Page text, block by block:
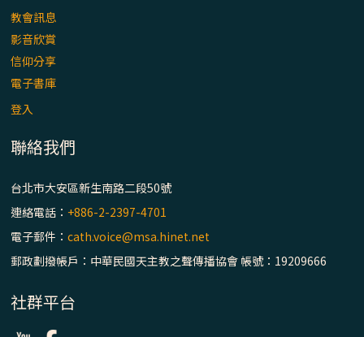
教會訊息
影音欣賞
信仰分享
電子書庫
登入
聯絡我們
台北市大安區新生南路二段50號
連絡電話： +886-2-2397-4701
電子郵件：cath.voice@msa.hinet.net
郵政劃撥帳戶：中華民國天主教之聲傳播協會 帳號：19209666
社群平台